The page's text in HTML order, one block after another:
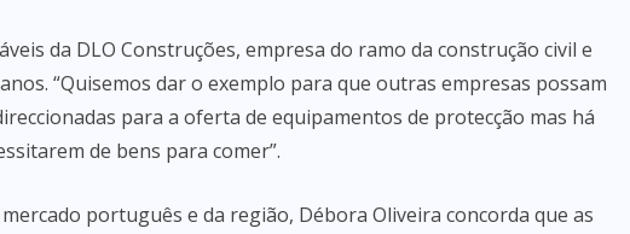
da DLO Construções, empresa do ramo da construção civil e
“Quisemos dar o exemplo para que outras empresas possam
para a oferta de equipamentos de protecção mas há
de bens para comer”.
português e da região, Débora Oliveira concorda que as